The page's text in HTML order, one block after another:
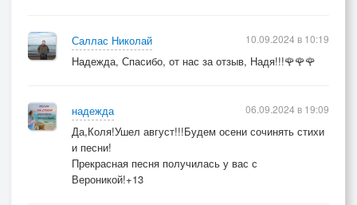
Саллас Николай
Надежда, Спасибо, от нас за отзыв, Надя!!!🌹🌹🌹
10.09.2024 в 10:19
надежда
Да,Коля!Ушел август!!!Будем осени сочинять стихи
и песни!
Прекрасная песня получилась у вас с
Вероникой!+13
06.09.2024 в 19:09